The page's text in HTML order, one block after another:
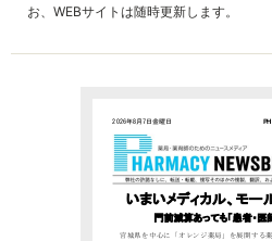
お、WEBサイトは随時更新します。